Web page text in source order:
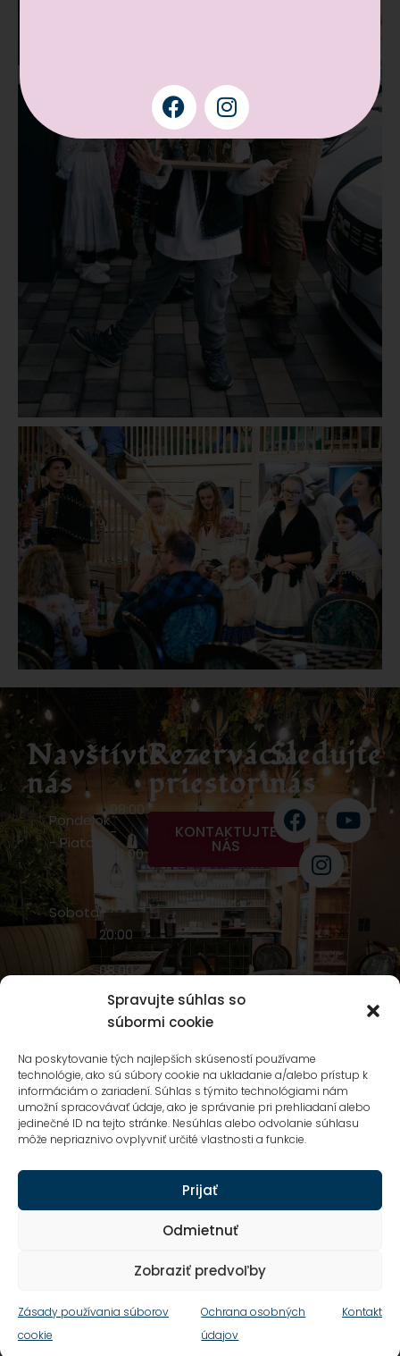
Spravujte súhlas so
súbormi cookie
Na poskytovanie tých najlepších skúseností používame
technológie, ako sú súbory cookie na ukladanie a/alebo prístup k
informáciám o zariadení. Súhlas s týmito technológiami nám
umožní spracovávať údaje, ako je správanie pri prehliadaní alebo
jedinečné ID na tejto stránke. Nesúhlas alebo odvolanie súhlasu
môže nepriaznivo ovplyvniť určité vlastnosti a funkcie.
Prijať
Odmietnuť
Zobraziť predvoľby
Zásady používania súborov
cookie
Ochrana osobných
údajov
Kontakt
Navštívte
nás
Pondelok
- Piatok
08:00
-
20:00
Sobota
08:00
-
20:00
08:00
20:00
NIVY
CENTRUM
Mlynské Nivy
5A,
Bratislava
Rezervácia
priestoru
KONTAKTUJTE
NÁS
Sledujte
nás
Obchodné podmienky
Kontakt